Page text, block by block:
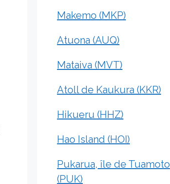
Makemo (MKP)
Atuona (AUQ)
Mataiva (MVT)
Atoll de Kaukura (KKR)
Hikueru (HHZ)
Hao Island (HOI)
Pukarua, île de Tuamoto
(PUK)